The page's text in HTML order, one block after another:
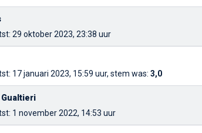
29 oktober 2023, 23:38 uur
17 januari 2023, 15:59 uur, stem was: 3,0
Gualtieri
1 november 2022, 14:53 uur